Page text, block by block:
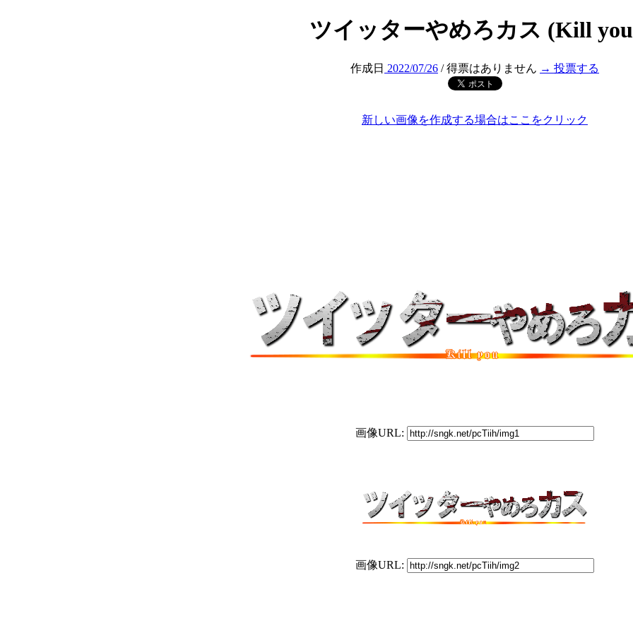
ツイッターやめろカス (Kill
作成日 2022/07/26 / 得票はありません → 投票する
新しい画像を作成する場合はここをクリック
画像URL:
画像URL: